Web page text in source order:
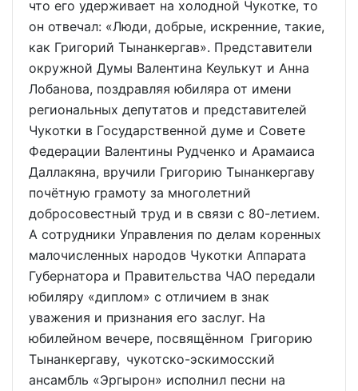
что его удерживает на холодной Чукотке, то
он отвечал: «Люди, добрые, искренние, такие,
как Григорий Тынанкергав». Представители
окружной Думы Валентина Кеулькут и Анна
Лобанова, поздравляя юбиляра от имени
региональных депутатов и представителей
Чукотки в Государственной думе и Совете
Федерации Валентины Рудченко и Арамаиса
Даллакяна, вручили Григорию Тынанкергаву
почётную грамоту за многолетний
добросовестный труд и в связи с 80-летием.
А сотрудники Управления по делам коренных
малочисленных народов Чукотки Аппарата
Губернатора и Правительства ЧАО передали
юбиляру «диплом» с отличием в знак
уважения и признания его заслуг. На
юбилейном вечере, посвящённом Григорию
Тынанкергаву, чукотско-эскимосский
ансамбль «Эргырон» исполнил песни на